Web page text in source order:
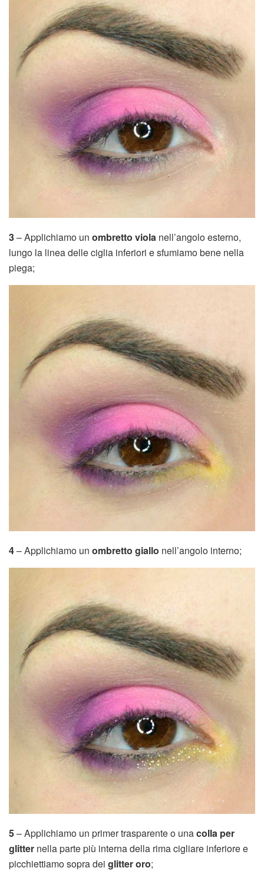
3– Applichiamo un ombretto viola nell’angolo esterno,
lungo la linea delle ciglia inferiori e sfumiamo bene nella
piega;
4– Applichiamo un ombretto giallo nell’angolo interno;
5– Applichiamo un primer trasparente o unacolla per
glitter nella parte più interna della rima cigliare inferiore e
picchiettiamo sopra dei glitter oro;